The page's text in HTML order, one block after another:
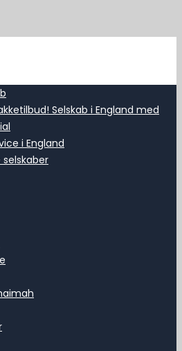
Selskab i England med
i England